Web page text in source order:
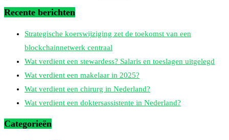
Recente berichten
Strategische koerswijziging zet de toekomst van een
blockchainnetwerk centraal
Wat verdient een stewardess? Salaris en toeslagen uitgelegd
Wat verdient een makelaar in 2025?
Wat verdient een chirurg in Nederland?
Wat verdient een doktersassistente in Nederland?
Categorieën